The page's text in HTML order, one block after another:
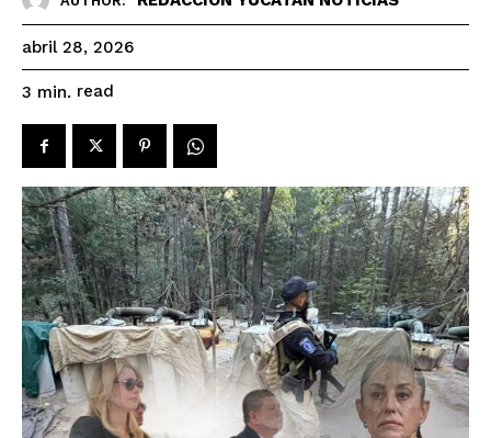
abril 28, 2026
3 min. read